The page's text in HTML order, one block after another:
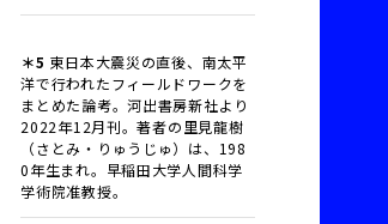
＊5 東日本大震災の直後、南太平
洋で行われたフィールドワークを
まとめた論考。河出書房新社より
2022年12月刊。著者の里見龍樹
（さとみ・りゅうじゅ）は、198
0年生まれ。早稲田大学人間科学
学術院准教授。